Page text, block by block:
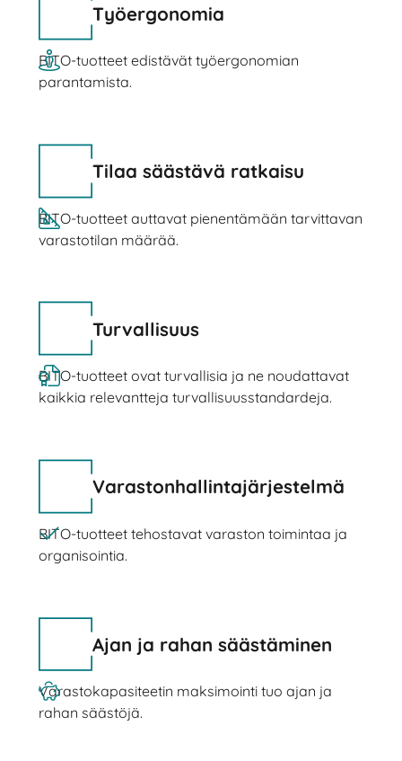
Työergonomia
BITO-tuotteet edistävät työergonomian
parantamista.
Tilaa säästävä ratkaisu
BITO-tuotteet auttavat pienentämään tarvittavan
varastotilan määrää.
Turvallisuus
BITO-tuotteet ovat turvallisia ja ne noudattavat
kaikkia relevantteja turvallisuusstandardeja.
Varastonhallintajärjestelmä
BITO-tuotteet tehostavat varaston toimintaa ja
organisointia.
Ajan ja rahan säästäminen
Varastokapasiteetin maksimointi tuo ajan ja
rahan säästöjä.